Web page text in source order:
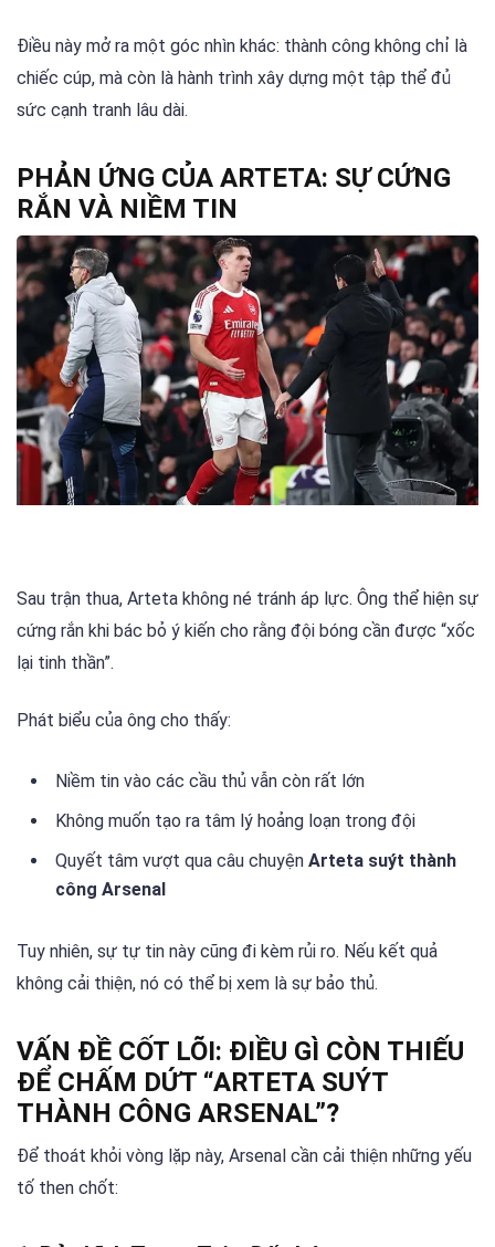
Điều này mở ra một góc nhìn khác: thành công không chỉ là
chiếc cúp, mà còn là hành trình xây dựng một tập thể đủ
sức cạnh tranh lâu dài.
PHẢN ỨNG CỦA ARTETA: SỰ CỨNG
RẮN VÀ NIỀM TIN
Sau trận thua, Arteta không né tránh áp lực. Ông thể hiện sự
cứng rắn khi bác bỏ ý kiến cho rằng đội bóng cần được “xốc
lại tinh thần”.
Phát biểu của ông cho thấy:
Niềm tin vào các cầu thủ vẫn còn rất lớn
Không muốn tạo ra tâm lý hoảng loạn trong đội
Quyết tâm vượt qua câu chuyện Arteta suýt thành
công Arsenal
Tuy nhiên, sự tự tin này cũng đi kèm rủi ro. Nếu kết quả
không cải thiện, nó có thể bị xem là sự bảo thủ.
VẤN ĐỀ CỐT LÕI: ĐIỀU GÌ CÒN THIẾU
ĐỂ CHẤM DỨT “ARTETA SUÝT
THÀNH CÔNG ARSENAL”?
Để thoát khỏi vòng lặp này, Arsenal cần cải thiện những yếu
tố then chốt: